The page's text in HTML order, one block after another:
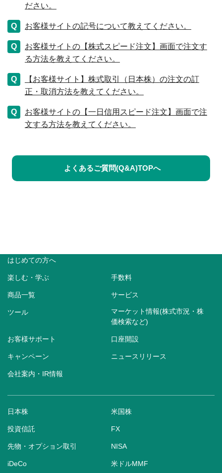
ださい。
お客様サイトの記号について教えてください。
お客様サイトの【株式スピード注文】画面で注文す
る方法を教えてください。
【お客様サイト】株式取引（日本株）の注文の訂
正・取消方法を教えてください。
お客様サイトの【一日信用スピード注文】画面で注
文する方法を教えてください。
よくあるご質問(Q&A)TOPへ
はじめての方へ
楽しむ・学ぶ 手数料
商品一覧 サービス
ツール
マーケット情報(株式市況・株
価検索など)
お客様サポート 口座開設
キャンペーン ニュースリリース
会社案内・IR情報
日本株 米国株
投資信託 FX
先物・オプション取引 NISA
iDeCo 米ドルMMF